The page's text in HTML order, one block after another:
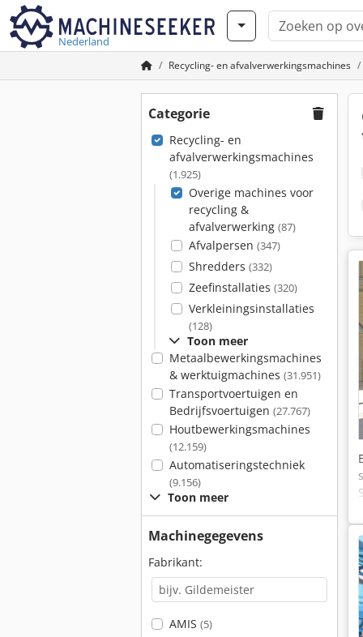
Nederland
Recycling- en afvalverwerkingsmachines
Categorie
Recycling- en
afvalverwerkingsmachines
(1.925)
Overige machines voor
recycling &
afvalverwerking (87)
Afvalpersen (347)
Shredders (332)
Zeefinstallaties (320)
Verkleiningsinstallaties
(128)
Toon meer
Metaalbewerkingsmachines
& werktuigmachines (31.951)
Transportvoertuigen en
Bedrijfsvoertuigen (27.767)
Houtbewerkingsmachines
(12.159)
Automatiseringstechniek
(9.156)
Toon meer
Machinegegevens
Fabrikant:
AMIS (5)